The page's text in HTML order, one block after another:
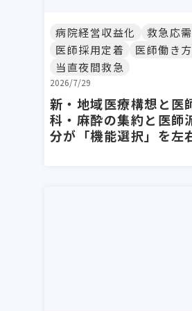
病院経営収益化
救急応
医師採用定着
医師働き
当直夜間救急
2026/7/29
新・地域医療構想と医
科・麻酔の集約と医師
分が「機能選択」を左